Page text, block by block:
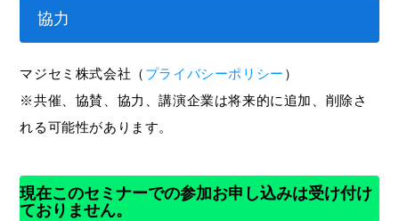
協力
マジセミ株式会社（ プライバシーポリシー ）
※共催、協賛、協力、講演企業は将来的に追加、削除さ
れる可能性があります。
現在このセミナーでの参加お申し込みは受け付け
ておりません。